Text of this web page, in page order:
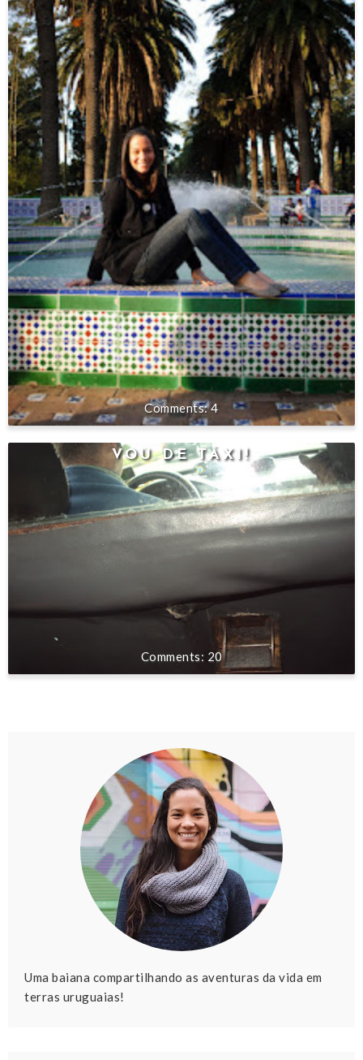
4
VOU DE TÁXI!
20
Uma baiana compartilhando as aventuras da vida em
terras uruguaias!